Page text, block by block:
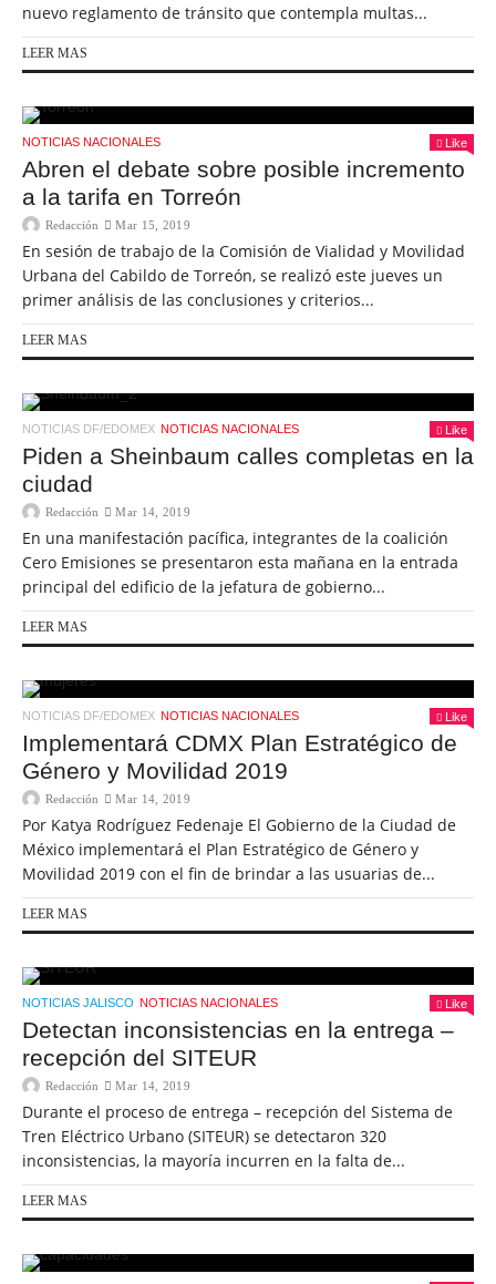
nuevo reglamento de tránsito que contempla multas...
LEER MAS
NOTICIAS NACIONALES Like
Abren el debate sobre posible incremento
a la tarifa en Torreón
Redacción Mar 15, 2019
En sesión de trabajo de la Comisión de Vialidad y Movilidad
Urbana del Cabildo de Torreón, se realizó este jueves un
primer análisis de las conclusiones y criterios...
LEER MAS
NOTICIAS DF/EDOMEX NOTICIAS NACIONALES Like
Piden a Sheinbaum calles completas en la
ciudad
Redacción Mar 14, 2019
En una manifestación pacífica, integrantes de la coalición
Cero Emisiones se presentaron esta mañana en la entrada
principal del edificio de la jefatura de gobierno...
LEER MAS
NOTICIAS DF/EDOMEX NOTICIAS NACIONALES Like
Implementará CDMX Plan Estratégico de
Género y Movilidad 2019
Redacción Mar 14, 2019
Por Katya Rodríguez Fedenaje El Gobierno de la Ciudad de
México implementará el Plan Estratégico de Género y
Movilidad 2019 con el fin de brindar a las usuarias de...
LEER MAS
NOTICIAS JALISCO NOTICIAS NACIONALES Like
Detectan inconsistencias en la entrega –
recepción del SITEUR
Redacción Mar 14, 2019
Durante el proceso de entrega – recepción del Sistema de
Tren Eléctrico Urbano (SITEUR) se detectaron 320
inconsistencias, la mayoría incurren en la falta de...
LEER MAS